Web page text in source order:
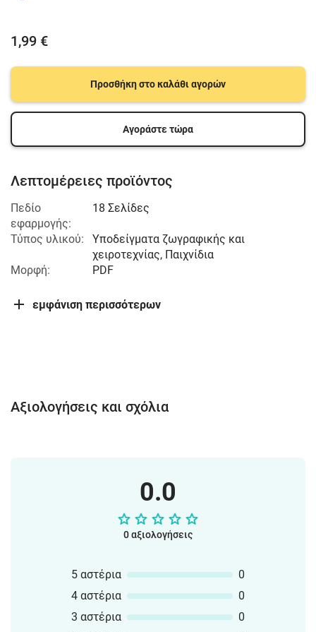
1,99 €
Προσθήκη στο καλάθι αγορών
Αγοράστε τώρα
Λεπτομέρειες προϊόντος
Πεδίο
εφαρμογής:
18 Σελίδες
Τύπος υλικού:
Υποδείγματα ζωγραφικής και
χειροτεχνίας, Παιχνίδια
Μορφή:
PDF
εμφάνιση περισσότερων
Αξιολογήσεις και σχόλια
0.0
0 αξιολογήσεις
5 αστέρια
0
4 αστέρια
0
3 αστέρια
0